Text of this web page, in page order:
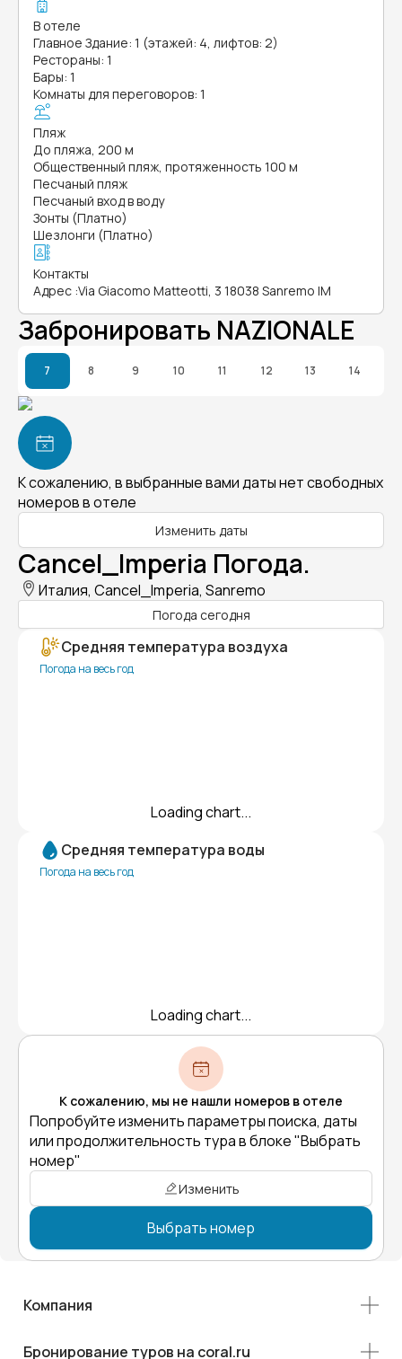
В отеле
Главное Здание: 1 (этажей: 4, лифтов: 2)
Рестораны: 1
Бары: 1
Комнаты для переговоров: 1
Пляж
До пляжа, 200 м
Общественный пляж, протяженность 100 м
Песчаный пляж
Песчаный вход в воду
Зонты (Платно)
Шезлонги (Платно)
Контакты
Адрес :Via Giacomo Matteotti, 3 18038 Sanremo IM
Забронировать NAZIONALE
7 8 9 10 11 12 13 14
К сожалению, в выбранные вами даты нет свободных
номеров в отеле
Изменить даты
Cancel_Imperia Погода.
Италия, Cancel_Imperia, Sanremo
Погода сегодня
Средняя температура воздуха
Погода на весь год
Loading chart...
Средняя температура воды
Погода на весь год
Loading chart...
К сожалению, мы не нашли номеров в отеле
Попробуйте изменить параметры поиска, даты
или продолжительность тура в блоке "Выбрать
номер"
Изменить
Выбрать номер
Компания
Бронирование туров на coral.ru